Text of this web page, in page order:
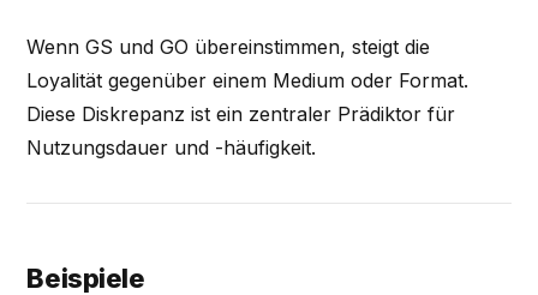
Wenn GS und GO übereinstimmen, steigt die
Loyalität gegenüber einem Medium oder Format.
Diese Diskrepanz ist ein zentraler Prädiktor für
Nutzungsdauer und -häufigkeit.
Beispiele